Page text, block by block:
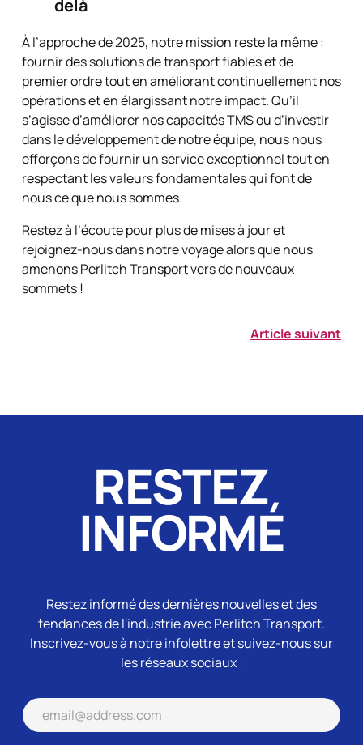
delà
À l’approche de 2025, notre mission reste la même :
fournir des solutions de transport fiables et de
premier ordre tout en améliorant continuellement nos
opérations et en élargissant notre impact. Qu’il
s’agisse d’améliorer nos capacités TMS ou d’investir
dans le développement de notre équipe, nous nous
efforçons de fournir un service exceptionnel tout en
respectant les valeurs fondamentales qui font de
nous ce que nous sommes.
Restez à l’écoute pour plus de mises à jour et
rejoignez-nous dans notre voyage alors que nous
amenons Perlitch Transport vers de nouveaux
sommets !
Article suivant
RESTEZ
INFORMÉ
Restez informé des dernières nouvelles et des
tendances de l'industrie avec Perlitch Transport.
Inscrivez-vous à notre infolettre et suivez-nous sur
les réseaux sociaux :